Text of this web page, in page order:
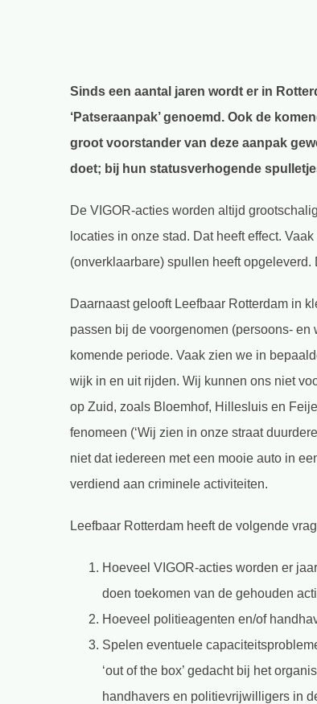
Sinds een aantal jaren wordt er in
‘Patseraanpak’ genoemd. Ook de
groot voorstander van deze aanpak
doet; bij hun statusverhogende
De VIGOR-acties worden altijd
locaties in onze stad. Dat heeft effect.
(onverklaarbare) spullen heeft
Daarnaast gelooft Leefbaar Rotterdam in
passen bij de voorgenomen (persoons-
komende periode. Vaak zien we in
wijk in en uit rijden. Wij kunnen ons niet
op Zuid, zoals Bloemhof, Hillesluis en
fenomeen (‘Wij zien in onze straat
niet dat iedereen met een mooie auto in
verdiend aan criminele activiteiten.
Leefbaar Rotterdam heeft de volgende
Hoeveel VIGOR-acties worden er
doen toekomen van de gehouden
Hoeveel politieagenten en/of
Spelen eventuele
‘out of the box’ gedacht bij het
handhavers en politievrijwilligers in